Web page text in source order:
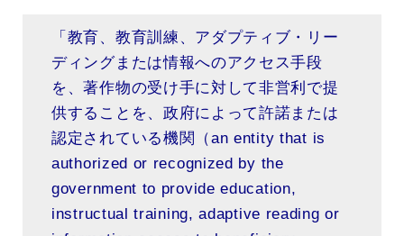
「教育、教育訓練、アダプティブ・リー
ディングまたは情報へのアクセス手段
を、著作物の受け手に対して非営利で提
供することを、政府によって許諾または
認定されている機関（an entity that is
authorized or recognized by the
government to provide education,
instructual training, adaptive reading or